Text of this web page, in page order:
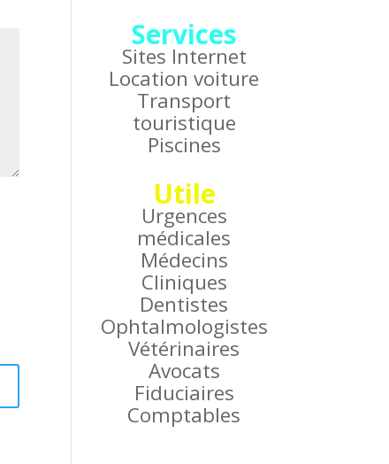
Services
Sites Internet
Location voiture
Transport
touristique
Piscines
Utile
Urgences
médicales
Médecins
Cliniques
Dentistes
Ophtalmologistes
Vétérinaires
Avocats
Fiduciaires
Comptables